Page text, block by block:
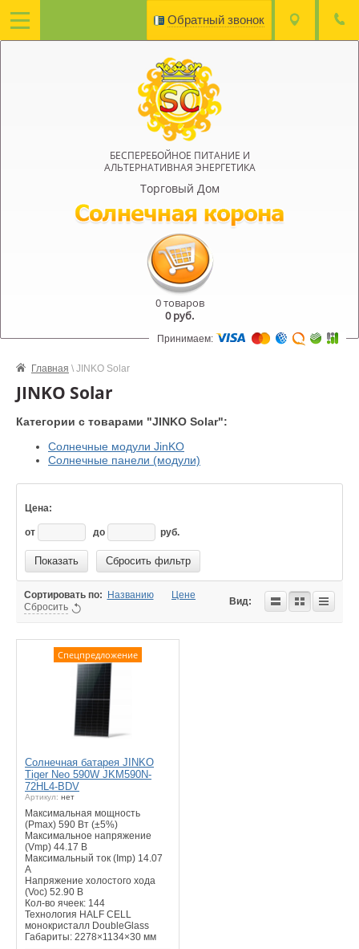
БЕСПЕРЕБОЙНОЕ ПИТАНИЕ И
АЛЬТЕРНАТИВНАЯ ЭНЕРГЕТИКА
Торговый Дом
Обратный звонок
0 товаров
0руб.
Принимаем:
Главная \ JINKO Solar
JINKO Solar
Категории с товарами "JINKO Solar":
Солнечные модули JinKO
Солнечные панели (модули)
Цена:
от до руб.
Показать Сбросить фильтр
Сортировать по: Названию
Цене
Сбросить
Вид:
Спецпредложение
Солнечная батарея JINKO
Tiger Neo 590W JKM590N-
72HL4-BDV
Артикул: нет
Максимальная мощность
(Pmax) 590 Вт (±5%)
Максимальное напряжение
(Vmp) 44.17 В
Максимальный ток (Imp) 14.07
А
Напряжение холостого хода
(Voc) 52.90 В
Кол-во ячеек: 144
Технология HALF CELL
монокристалл DoubleGlass
Габариты: 2278×1134×30 мм